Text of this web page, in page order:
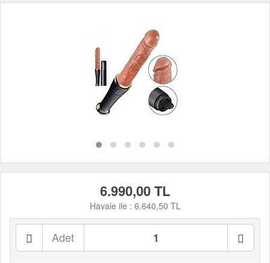
6.990,00 TL
Havale ile : 6.640,50 TL
Adet